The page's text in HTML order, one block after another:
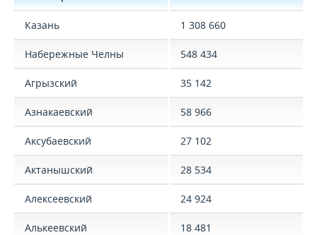
Казань 1 308 660
Набережные Челны 548 434
Агрызский 35 142
Азнакаевский 58 966
Аксубаевский 27 102
Актанышский 28 534
Алексеевский 24 924
Алькеевский 18 481